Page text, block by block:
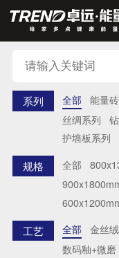
系列 全部 能量
丝绸系列
护墙板系列
规格 全部
工艺 全部 金丝绒
数码釉+微磨